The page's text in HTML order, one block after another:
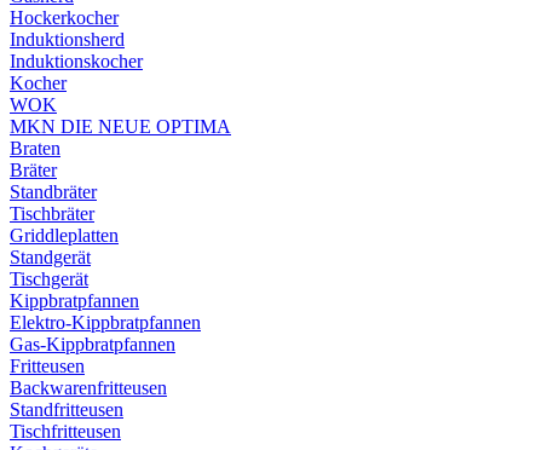
Hockerkocher
Induktionsherd
Induktionskocher
Kocher
WOK
MKN DIE NEUE OPTIMA
Braten
Bräter
Standbräter
Tischbräter
Griddleplatten
Standgerät
Tischgerät
Kippbratpfannen
Elektro-Kippbratpfannen
Gas-Kippbratpfannen
Fritteusen
Backwarenfritteusen
Standfritteusen
Tischfritteusen